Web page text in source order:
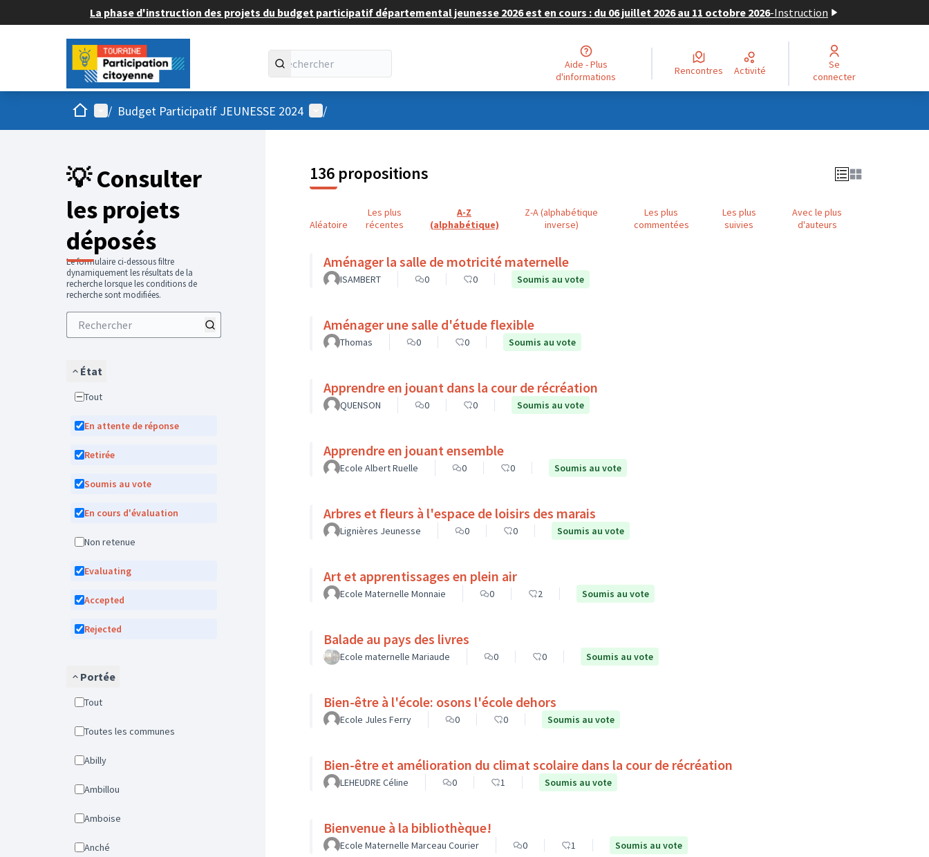
La phase d'instruction des projets du budget participatif départemental jeunesse 2026 est en cours : du 06 juillet 2026 au 11 octobre 2026-Instruction
Aide - Plus
d'informations
Rencontres Activité
Se
connecter
AccueilMenu principal
/ Budget Participatif JEUNESSE 2024 Menu utilisateur
/
💡 Consulter
les projets
déposés
Le formulaire ci-dessous filtre
dynamiquement les résultats de la
recherche lorsque les conditions de
recherche sont modifiées.
État
Tout
En attente de réponse
Retirée
Soumis au vote
En cours d'évaluation
Non retenue
Evaluating
Accepted
Rejected
Portée
Tout
Toutes les communes
Abilly
Ambillou
Amboise
Anché
136 propositions
Aléatoire
Les plus
récentes
A-Z
(alphabétique)
Z-A (alphabétique
inverse)
Les plus
commentées
Les plus
suivies
Avec le plus
d'auteurs
Aménager la salle de motricité maternelle
ISAMBERT 0 0 Soumis au vote
Aménager une salle d'étude flexible
Thomas 0 0 Soumis au vote
Apprendre en jouant dans la cour de récréation
QUENSON 0 0 Soumis au vote
Apprendre en jouant ensemble
Ecole Albert Ruelle 0 0 Soumis au vote
Arbres et fleurs à l'espace de loisirs des marais
Lignières Jeunesse 0 0 Soumis au vote
Art et apprentissages en plein air
Ecole Maternelle Monnaie 0 2 Soumis au vote
Balade au pays des livres
Ecole maternelle Mariaude 0 0 Soumis au vote
Bien-être à l'école: osons l'école dehors
Ecole Jules Ferry 0 0 Soumis au vote
Bien-être et amélioration du climat scolaire dans la cour de récréation
LEHEUDRE Céline 0 1 Soumis au vote
Bienvenue à la bibliothèque!
Ecole Maternelle Marceau Courier 0 1 Soumis au vote